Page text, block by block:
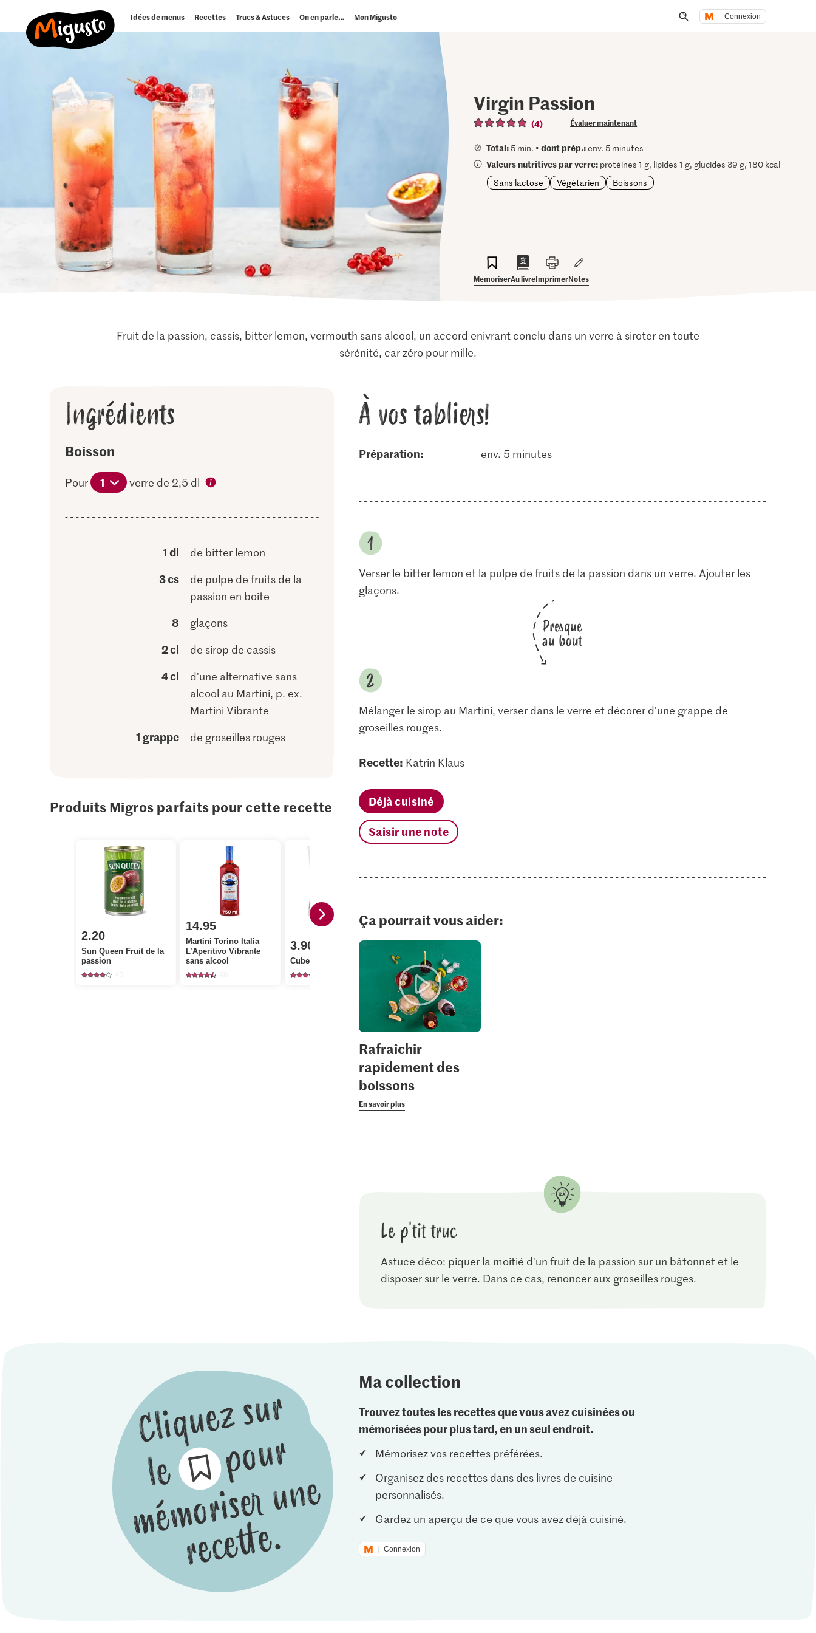
Idées de menus Recettes Trucs & Astuces On en parle… Mon Migusto Connexion
Virgin Passion
(4) Évaluer maintenant
Total: 5 min. •dont prép.:env. 5 minutes
Valeurs nutritives par verre: protéines 1 g, lipides 1 g, glucides 39 g, 180 kcal
Sans lactose
Végétarien Boissons
MemoriserAu livreImprimerNotes
Fruit de la passion, cassis, bitter lemon, vermouth sans alcool, un accord enivrant conclu dans un verre à siroter en toute
sérénité, car zéro pour mille.
Ingrédients
Boisson
Pour 1 verre de 2,5 dl
1 dl de bitter lemon
3 cs
de pulpe de fruits de la
passion en boîte
8 glaçons
2 cl de sirop de cassis
4 cl
d'une alternative sans
alcool au Martini, p. ex.
Martini Vibrante
1 grappe de groseilles rouges
Produits Migros parfaits pour cette recette
2.20
Sun Queen Fruit de la
passion
14.95
Martini Torino Italia
L’Aperitivo Vibrante
sans alcool
3.90
Sirup Cassis
132
2.10
À vos tabliers!
Préparation: env. 5 minutes
Verser le bitter lemon et la pulpe de fruits de la passion dans un verre. Ajouter les
glaçons.
Presque
au bout
Mélanger le sirop au Martini, verser dans le verre et décorer d'une grappe de
groseilles rouges.
Recette: Katrin Klaus
Déjà cuisiné
Saisir une note
Ça pourrait vous aider:
Rafraîchir
rapidement des
boissons
En savoir plus
Le p'tit truc
Astuce déco: piquer la moitié d'un fruit de la passion sur un bâtonnet et le
disposer sur le verre. Dans ce cas, renoncer aux groseilles rouges.
Ma collection
Trouvez toutes les recettes que vous avez cuisinées ou
mémorisées pour plus tard, en un seul endroit.
Mémorisez vos recettes préférées.
Organisez des recettes dans des livres de cuisine
personnalisés.
Gardez un aperçu de ce que vous avez déjà cuisiné.
Connexion